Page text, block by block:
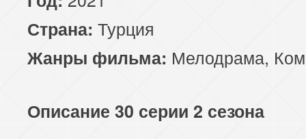
Страна: Турция
Жанры фильма: Мелодрама,
Описание 30 серии 2 сезона